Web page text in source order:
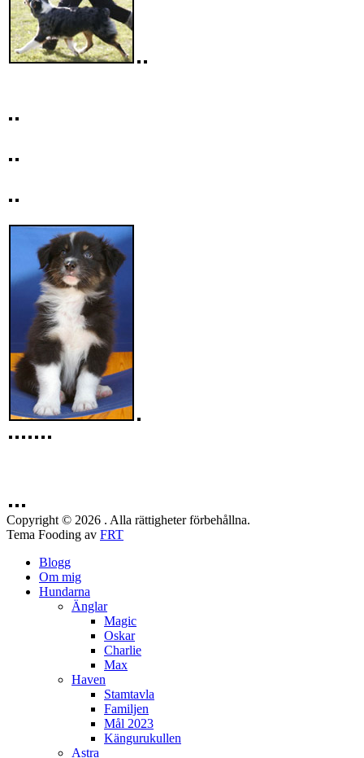
Copyright © 2026 . Alla rättigheter förbehållna.
Tema Fooding av FRT
Blogg
Om mig
Hundarna
Änglar
Magic
Oskar
Charlie
Max
Haven
Stamtavla
Familjen
Mål 2023
Kängurukullen
Astra